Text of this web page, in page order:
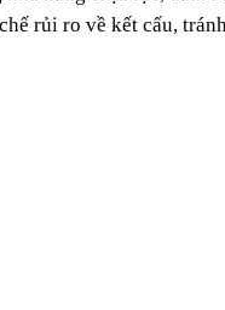
rủi ro về kết cấu,